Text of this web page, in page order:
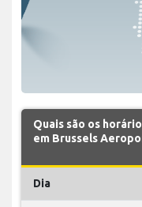
Quais são os
em Brussels
Dia